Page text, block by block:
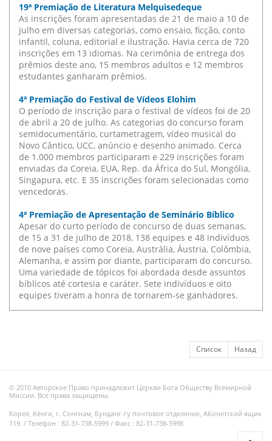
19ª Premiação de Literatura Melquisedeque
As inscrições foram apresentadas de 21 de maio a 10 de
julho em diversas categorias, como ensaio, ficção, conto
infantil, coluna, editorial e ilustração. Havia cerca de 720
inscrições em 13 idiomas. Na cerimônia de entrega dos
prêmios deste ano, 15 membros adultos e 12 membros
estudantes ganharam prêmios.
4ª Premiação do Festival de Vídeos Elohim
O período de inscrição para o festival de vídeos foi de 20
de abril a 20 de julho. As categorias do concurso foram
semidocumentário, curtametragem, vídeo musical do
Novo Cântico, UCC, anúncio e desenho animado. Cerca
de 1.000 membros participaram e 229 inscrições foram
enviadas da Coreia, EUA, Rep. da África do Sul, Mongólia,
Singapura, etc. E 35 inscrições foram selecionadas como
vencedoras.
4ª Premiação de Apresentação de Seminário Bíblico
Apesar do curto período de concurso de duas semanas,
de 15 a 31 de julho de 2018, 138 equipes e 48 indivíduos
de nove países como Coreia, Austrália, Áustria, Colômbia,
Alemanha, e assim por diante, participaram do concurso.
Uma variedade de tópicos foi abordada desde assuntos
bíblicos até cortesia e caráter. Sete indivíduos e oito
equipes tiveram a honra de tornarem-se ganhadores.
Список Назад
© 2010 Авторское Право принадлежит Церкви Бога Обществу Всемирной
Миссии. Все права защищены.
Корея, Кёнги, г. Сонгнам, Бунданг-гу почтовое отделение, Абонетский ящик
119. / Телефон : 82-31-738-5999 / Факс : 82-31-738-5998